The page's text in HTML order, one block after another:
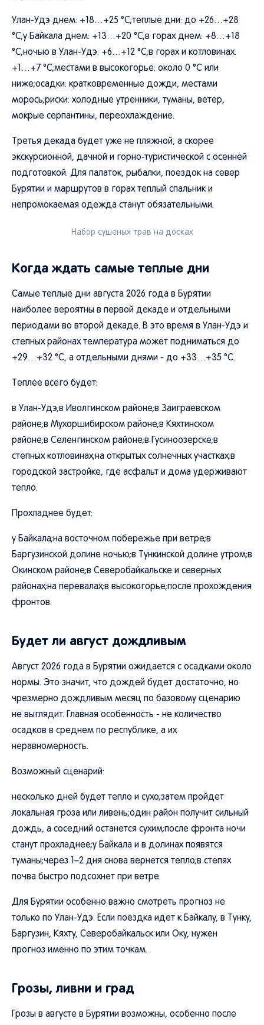
Улан-Удэ днем: +18…+25 °C;теплые дни: до +26…+28
°C;у Байкала днем: +13…+20 °C;в горах днем: +8…+18
°C;ночью в Улан-Удэ: +6…+12 °C;в горах и котловинах:
+1…+7 °C;местами в высокогорье: около 0 °C или
ниже;осадки: кратковременные дожди, местами
морось;риски: холодные утренники, туманы, ветер,
мокрые серпантины, переохлаждение.
Третья декада будет уже не пляжной, а скорее
экскурсионной, дачной и горно-туристической с осенней
подготовкой. Для палаток, рыбалки, поездок на север
Бурятии и маршрутов в горах теплый спальник и
непромокаемая одежда станут обязательными.
Набор сушеных трав на досках
Когда ждать самые теплые дни
Самые теплые дни августа 2026 года в Бурятии
наиболее вероятны в первой декаде и отдельными
периодами во второй декаде. В это время в Улан-Удэ и
степных районах температура может подниматься до
+29…+32 °C, а отдельными днями - до +33…+35 °C.
Теплее всего будет:
в Улан-Удэ;в Иволгинском районе;в Заиграевском
районе;в Мухоршибирском районе;в Кяхтинском
районе;в Селенгинском районе;в Гусиноозерске;в
степных котловинах;на открытых солнечных участках;в
городской застройке, где асфальт и дома удерживают
тепло.
Прохладнее будет:
у Байкала;на восточном побережье при ветре;в
Баргузинской долине ночью;в Тункинской долине утром;в
Окинском районе;в Северобайкальске и северных
районах;на перевалах;в высокогорье;после прохождения
фронтов.
Будет ли август дождливым
Август 2026 года в Бурятии ожидается с осадками около
нормы. Это значит, что дождей будет достаточно, но
чрезмерно дождливым месяц по базовому сценарию
не выглядит. Главная особенность - не количество
осадков в среднем по республике, а их
неравномерность.
Возможный сценарий:
несколько дней будет тепло и сухо;затем пройдет
локальная гроза или ливень;один район получит сильный
дождь, а соседний останется сухим;после фронта ночи
станут прохладнее;у Байкала и в долинах появятся
туманы;через 1–2 дня снова вернется тепло;в степях
почва быстро подсохнет при ветре.
Для Бурятии особенно важно смотреть прогноз не
только по Улан-Удэ. Если поездка идет к Байкалу, в Тунку,
Баргузин, Кяхту, Северобайкальск или Оку, нужен
прогноз именно по этим точкам.
Грозы, ливни и град
Грозы в августе в Бурятии возможны, особенно после